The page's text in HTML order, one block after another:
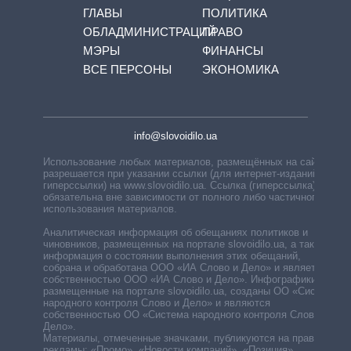
ГЛАВЫ
ОБЛАДМИНИСТРАЦИЙ
МЭРЫ
ВСЕ ПЕРСОНЫ
ПОЛИТИКА
ПРАВО
ФИНАНСЫ
ЭКОНОМИКА
info@slovoidilo.ua
Использование любых материалов, размещённых на сайте,
разрешается при указании ссылки (для интернет-изданий —
гиперссылки) на www.slovoidilo.ua. Ссылка (гиперссылка)
обязательна вне зависимости от полного либо частичного
использования материалов.
Аналитическая информация об обещаниях политиков и
чиновников, размещенных на портале slovoidilo.ua, а также
информация о состоянии выполнения этих обещаний,
собрана и обработана ООО «ИА Слово и Дело» и является
собственностью ООО «ИА Слово и Дело». Инфографики,
размещенные на портале slovoidilo.ua, созданы ОО «Система
народного контроля Слово и Дело» и являются
собственностью ОО «Система народного контроля Слово и
Дело».
Материалы, отмеченные значками, публикуются на правах